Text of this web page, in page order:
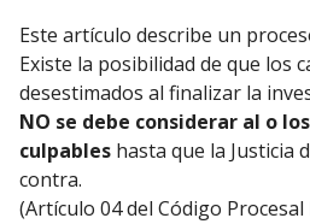
Este artículo describe un
Existe la posibilidad de que los
desestimados al finalizar la
NO se debe considerar al o
culpables hasta que la Justicia
contra.
(Artículo 04 del Código Procesal